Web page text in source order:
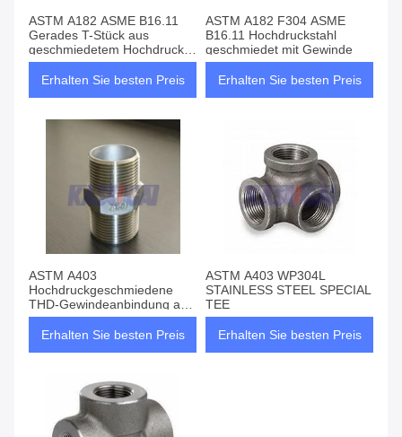
ASTM A182 ASME B16.11
Gerades T-Stück aus
geschmiedetem Hochdruck-
Edelstahl mit
Muffenschweißung (SW).
Erhalten Sie besten Preis
ASTM A182 F304 ASME
B16.11 Hochdruckstahl
geschmiedet mit Gewinde
Erhalten Sie besten Preis
ASTM A403
Hochdruckgeschmiedene
THD-Gewindeanbindung aus
Edelstahl
Erhalten Sie besten Preis
ASTM A403 WP304L
STAINLESS STEEL SPECIAL
TEE
Erhalten Sie besten Preis